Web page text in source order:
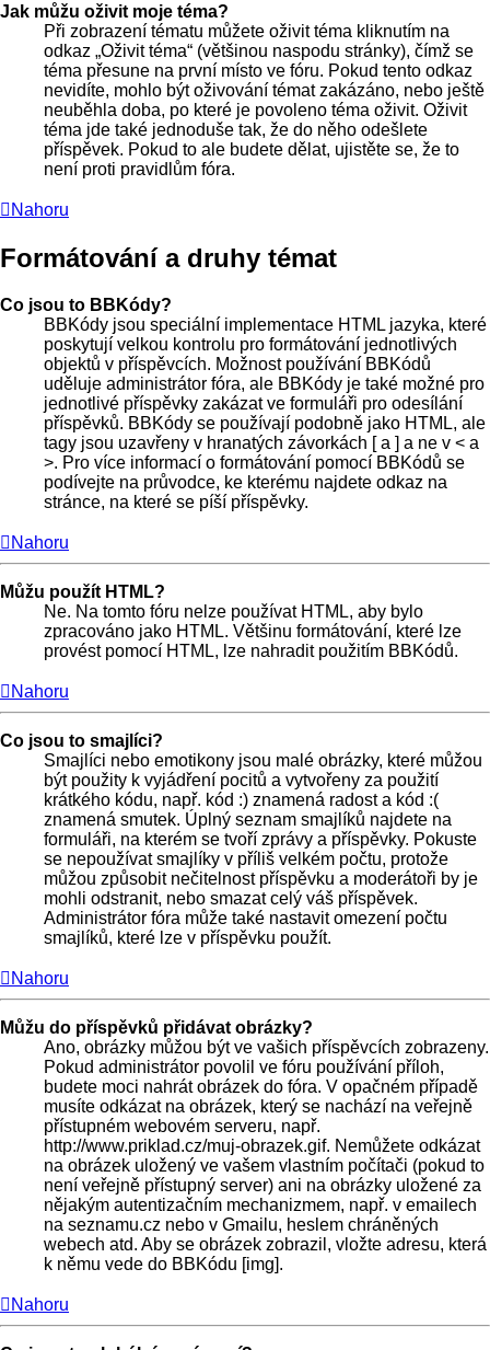
Jak můžu oživit moje téma?
Při zobrazení tématu můžete oživit téma kliknutím na
odkaz „Oživit téma“ (většinou naspodu stránky), čímž se
téma přesune na první místo ve fóru. Pokud tento odkaz
nevidíte, mohlo být oživování témat zakázáno, nebo ještě
neuběhla doba, po které je povoleno téma oživit. Oživit
téma jde také jednoduše tak, že do něho odešlete
příspěvek. Pokud to ale budete dělat, ujistěte se, že to
není proti pravidlům fóra.
Nahoru
Formátování a druhy témat
Co jsou to BBKódy?
BBKódy jsou speciální implementace HTML jazyka, které
poskytují velkou kontrolu pro formátování jednotlivých
objektů v příspěvcích. Možnost používání BBKódů
uděluje administrátor fóra, ale BBKódy je také možné pro
jednotlivé příspěvky zakázat ve formuláři pro odesílání
příspěvků. BBKódy se používají podobně jako HTML, ale
tagy jsou uzavřeny v hranatých závorkách [ a ] a ne v < a
>. Pro více informací o formátování pomocí BBKódů se
podívejte na průvodce, ke kterému najdete odkaz na
stránce, na které se píší příspěvky.
Nahoru
Můžu použít HTML?
Ne. Na tomto fóru nelze používat HTML, aby bylo
zpracováno jako HTML. Většinu formátování, které lze
provést pomocí HTML, lze nahradit použitím BBKódů.
Nahoru
Co jsou to smajlíci?
Smajlíci nebo emotikony jsou malé obrázky, které můžou
být použity k vyjádření pocitů a vytvořeny za použití
krátkého kódu, např. kód :) znamená radost a kód :(
znamená smutek. Úplný seznam smajlíků najdete na
formuláři, na kterém se tvoří zprávy a příspěvky. Pokuste
se nepoužívat smajlíky v příliš velkém počtu, protože
můžou způsobit nečitelnost příspěvku a moderátoři by je
mohli odstranit, nebo smazat celý váš příspěvek.
Administrátor fóra může také nastavit omezení počtu
smajlíků, které lze v příspěvku použít.
Nahoru
Můžu do příspěvků přidávat obrázky?
Ano, obrázky můžou být ve vašich příspěvcích zobrazeny.
Pokud administrátor povolil ve fóru používání příloh,
budete moci nahrát obrázek do fóra. V opačném případě
musíte odkázat na obrázek, který se nachází na veřejně
přístupném webovém serveru, např.
http://www.priklad.cz/muj-obrazek.gif. Nemůžete odkázat
na obrázek uložený ve vašem vlastním počítači (pokud to
není veřejně přístupný server) ani na obrázky uložené za
nějakým autentizačním mechanizmem, např. v emailech
na seznamu.cz nebo v Gmailu, heslem chráněných
webech atd. Aby se obrázek zobrazil, vložte adresu, která
k němu vede do BBKódu [img].
Nahoru